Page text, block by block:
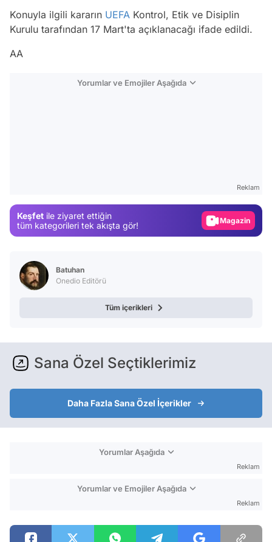
Konuyla ilgili kararın UEFA Kontrol, Etik ve Disiplin
Kurulu tarafından 17 Mart'ta açıklanacağı ifade edildi.
AA
Yorumlar ve Emojiler Aşağıda
Reklam
Keşfet ile ziyaret ettiğin
tüm kategorileri tek akışta gör!
Magazin
Batuhan
Onedio Editörü
Tüm içerikleri
Sana Özel Seçtiklerimiz
Daha Fazla Sana Özel İçerikler
Yorumlar Aşağıda
Reklam
Yorumlar ve Emojiler Aşağıda
Reklam